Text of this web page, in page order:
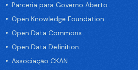
Parceria para Governo Aberto
Open Knowledge Foundation
Open Data Commons
Open Data Definition
Associação CKAN